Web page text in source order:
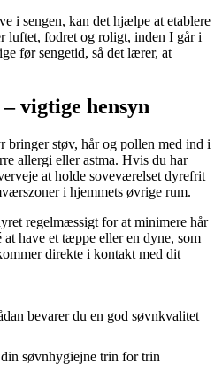
i sengen, kan det hjælpe at etablere
luftet, fodret og roligt, inden I går i
før sengetid, så det lærer, at
vigtige hensyn
bringer støv, hår og pollen med ind i
allergi eller astma. Hvis du har
at holde soveværelset dyrefrit
i hjemmets øvrige rum.
regelmæssigt for at minimere hår
have et tæppe eller en dyne, som
direkte i kontakt med dit
bevarer du en god søvnkvalitet
søvnhygiejne trin for trin